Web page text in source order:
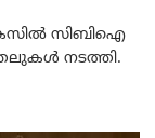
കേസിൽ സിബിഐ
നടത്തി.